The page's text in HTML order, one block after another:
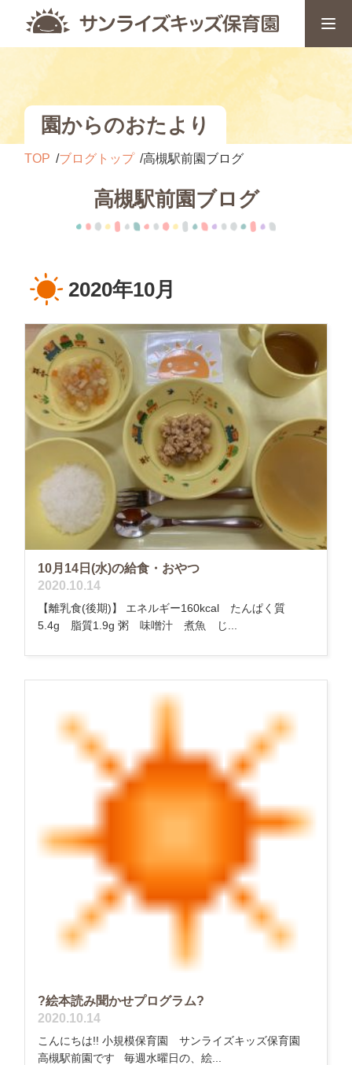
園からのおたより
TOP ブログトップ 高槻駅前園ブログ
高槻駅前園ブログ
2020年10月
10月14日(水)の給食・おやつ
2020.10.14
【離乳食(後期)】 エネルギー160kcal たんぱく質
5.4g 脂質1.9g 粥 味噌汁 煮魚 じ...
?絵本読み聞かせプログラム?
2020.10.14
こんにちは!! 小規模保育園 サンライズキッズ保育園
高槻駅前園です 毎週水曜日の、絵...